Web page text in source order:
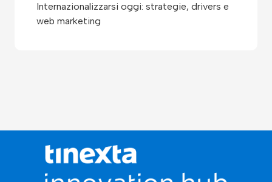
Internazionalizzarsi oggi: strategie, drivers e
web marketing